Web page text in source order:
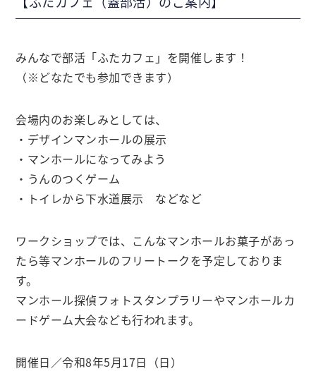
みんなで部活「ふたカフェ」を開催します！
（※どなたでも参加できます）
会場内のお楽しみとしては、
・デザインマンホールの展示
・マンホールになってみよう
・うんのつくゲーム
・トイレから下水道展示 などなど
ワークショップでは、こんなマンホールお菓子があっ
たら等マンホールのフリートークを予定しておりま
す。
マンホール探偵フォトスタンプラリーやマンホールカ
ードゲーム大会なども行われます。
開催日／令和8年5月17日（日）